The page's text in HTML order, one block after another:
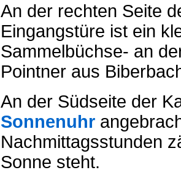
An der rechten Seite
Eingangstüre ist ein
Sammelbüchse- an
Pointner aus
An der Südseite der
Sonnenuhr
Nachmittagsstunden
Sonne steht.